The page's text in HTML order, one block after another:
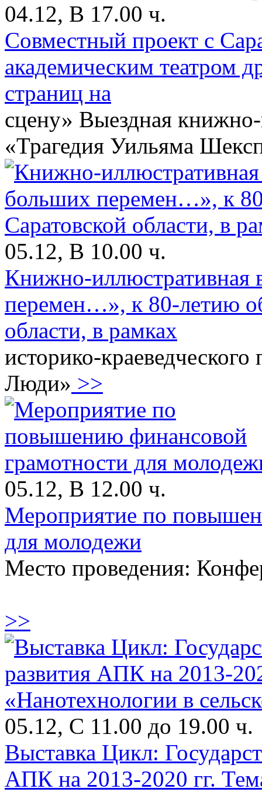
04.12, В 17.00 ч.
Совместный проект с
академическим театром
страниц на
сцену» Выездная
«Трагедия Уильяма
05.12, В 10.00 ч.
Книжно-иллюстративная
перемен…», к 80-летию
области, в рамках
историко-
Люди» >>
05.12, В 12.00 ч.
Мероприятие по
для молодежи
Место проведения:
>>
05.12, С 11.00 до 19.00 ч.
Выставка Цикл:
АПК на 2013-2020 гг.